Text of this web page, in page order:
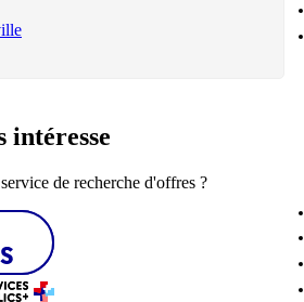
intéresse
de recherche d'offres ?